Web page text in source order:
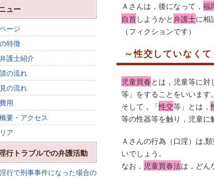
Ａさんは，後になって， 福
自首しようかと弁護士に相
（フィクションです）
～性交していなく
児童買春とは，児童等に
等」をすることをいいます。
そして，「性交等」とは，
等の性器等を触り，児童に
Ａさんの行為（口淫）は,
いでしょう。
なお， 児童買春法は，どん
ュー
ージ
特徴
護士紹介
の流れ
の流れ
用
要・アクセス
ア
行トラブルでの弁護活動
行で刑事事件になった場合の